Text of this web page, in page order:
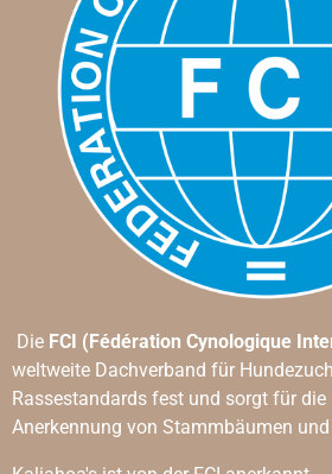
Die FCI (Fédération Cynologique
weltweite Dachverband für
Rassestandards fest und sorgt für
Anerkennung von Stammbäumen